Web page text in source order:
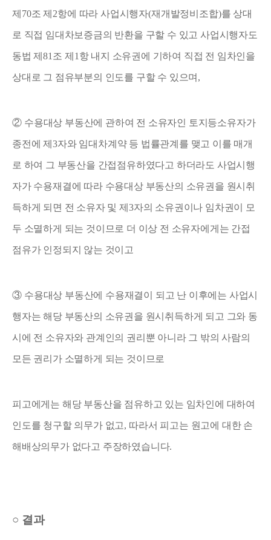
제 70조 제 2항에 따라 사업시행자(재개발정비조합)를 상대
로 직접 임대차보증금의 반환을 구할 수 있고 사업시행자도
동법 제81 조 제 1 항 내지 소유권에 기하여 직접 전 임차인을
상대로 그 점유부분의 인도를 구할 수 있으며 ,
② 수용대상 부동산에 관하여 전 소유자인 토지등소유자가
종전에 제 3자와 임대차계약 등 법률관계를 맺고 이를 매개
로 하여 그 부동산을 간접점유하였다고 하더라도 사업시행
자가 수용재결에 따라 수용대상 부동산의 소유권을 원시취
득하게 되면 전 소유자 및 제 3자의 소유권이나 임차권이 모
두 소멸하게 되는 것이므로 더 이상 전 소유자에게는 간접
점유가 인정되지 않는 것이고
③ 수용대상 부동산에 수용재결이 되고 난 이후에는 사업시
행자는 해당 부동산의 소유권을 원시취득하게 되고 그와 동
시에 전 소유자와 관계인의 권리뿐 아니라 그 밖의 사람의
모든 권리가 소멸하게 되는 것이므로
피고에게는 해당 부동산을 점유하고 있는 임차인에 대하여
인도를 청구할 의무가 없고, 따라서 피고는 원고에 대한 손
해배상의무가 없다고 주장하였습니다.
○ 결과